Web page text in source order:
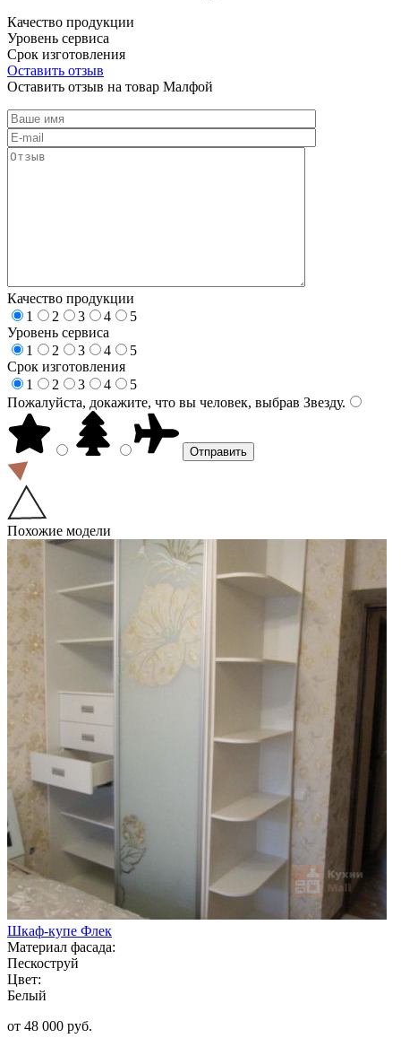
Качество продукции
Уровень сервиса
Срок изготовления
Оставить отзыв
Оставить отзыв на товар Малфой
Качество продукции
1
2 3 4
5
Уровень сервиса
1
2 3 4
5
Срок изготовления
1
2 3 4
5
Пожалуйста, докажите, что вы человек, выбрав Звезду.
Похожие модели
Шкаф-купе Флек
Материал фасада:
Пескоструй
Цвет:
Белый
от 48 000 руб.